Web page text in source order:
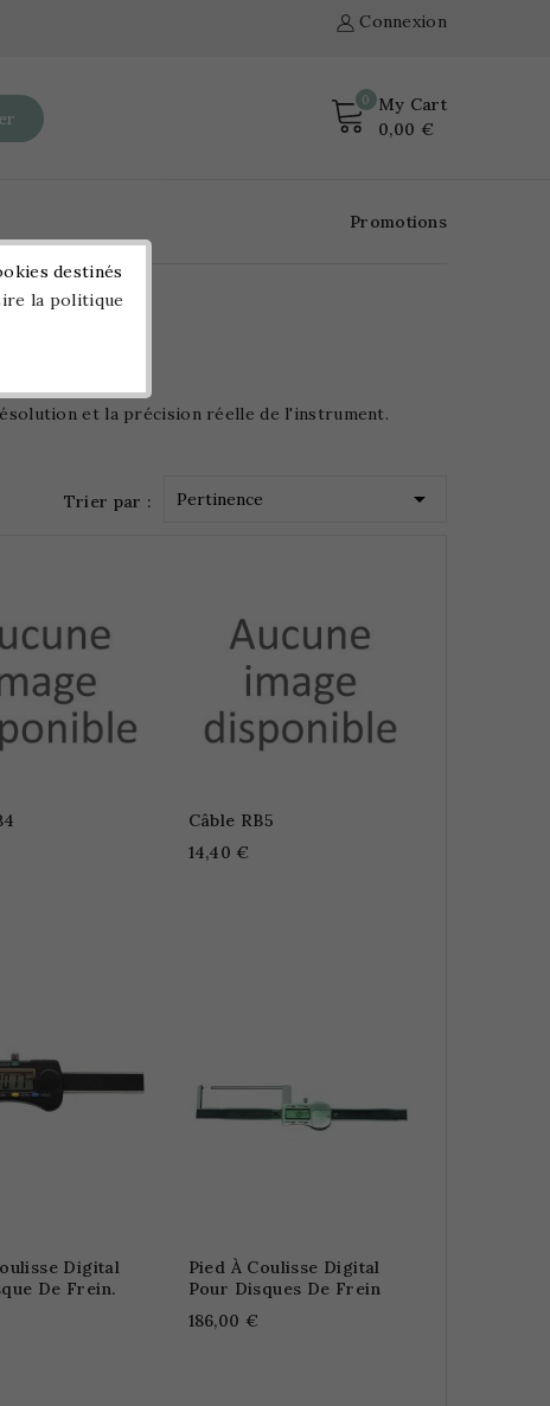
Connexion
0
My Cart
0,00 €
Promotions
et la précision réelle de l'instrument.
Trier par : Pertinence 
Câble RB5
14,40 €
Digital
De Frein.
Pied À Coulisse Digital
Pour Disques De Frein
186,00 €
destinés
la politique